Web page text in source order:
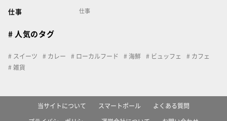
仕事 仕事
# 人気のタグ
スイーツ カレー ローカルフード 海鮮 ビュッフェ
カフェ
雑貨
当サイトについて スマートポール よくある質問